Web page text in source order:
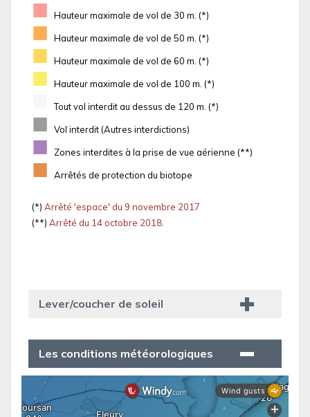
■ Hauteur maximale de vol de 30 m. (*)
■ Hauteur maximale de vol de 50 m. (*)
■ Hauteur maximale de vol de 60 m. (*)
■ Hauteur maximale de vol de 100 m. (*)
Tout vol interdit au dessus de 120 m. (*)
■ Vol interdit (Autres interdictions)
■ Zones interdites à la prise de vue aérienne (**)
■ Arrêtés de protection du biotope
(*) Arrêté 'espace' du 9 novembre 2017
(**) Arrêté du 14 octobre 2018.
Lever/coucher de soleil
Les conditions météorologiques